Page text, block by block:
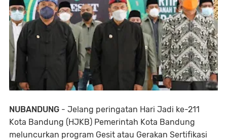
NUBANDUNG - Jelang peringatan Hari Jadi ke-211
Kota Bandung (HJKB) Pemerintah Kota Bandung
meluncurkan program Gesit atau Gerakan Sertifikasi